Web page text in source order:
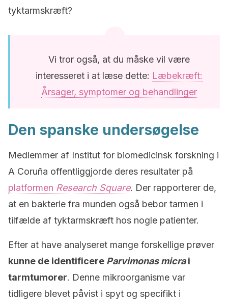
tyktarmskræft?
Vi tror også, at du måske vil være
interesseret i at læse dette: Læbekræft:
Årsager, symptomer og behandlinger
Den spanske undersøgelse
Medlemmer af Institut for biomedicinsk forskning i
A Coruña offentliggjorde deres resultater på
platformen Research Square. Der rapporterer de,
at en bakterie fra munden også bebor tarmen i
tilfælde af tyktarmskræft hos nogle patienter.
Efter at have analyseret mange forskellige prøver
kunne de identificere Parvimonas micrai
tarmtumorer. Denne mikroorganisme var
tidligere blevet påvist i spyt og specifikt i